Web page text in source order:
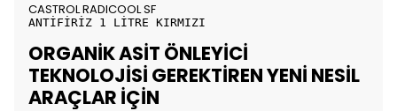
CASTROL RADICOOL SF
ANTİFİRİZ 1 LİTRE KIRMIZI
ORGANİK ASİT ÖNLEYİCİ
TEKNOLOJİSİ GEREKTİREN YENİ NESİL
ARAÇLAR İÇİN